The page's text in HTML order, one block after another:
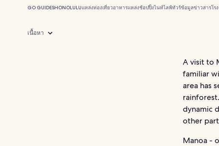
GO GUIDESHONOLULUแหล่งท่องเที่ยวอาหารแหล่งช้อปปิ้งไนท์ไลฟ์ทัวร์ข้อมูลข่าวสารโร
เนื้อหา
A visit to
familiar
area has
dynamic
other
Manoa -